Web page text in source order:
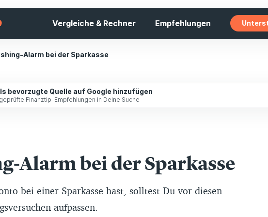
Vergleiche & Rechner Empfehlungen
Alarm bei der Sparkasse
bevorzugte Quelle auf Google hinzufügen
Finanztip-Empfehlungen in Deine Suche
Alarm bei der Sparkasse
bei einer Sparkasse hast, solltest Du vor diesen
aufpassen.